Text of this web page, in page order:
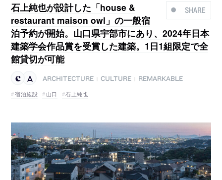
SHARE
石上純也が設計した「house &
restaurant maison owl」の一般宿
泊予約が開始。山口県宇部市にあり、2024年日本
建築学会作品賞を受賞した建築。1日1組限定で全
館貸切が可能
ARCHITECTURE CULTURE
REMARKABLE
宿泊施設
山口 石上純也